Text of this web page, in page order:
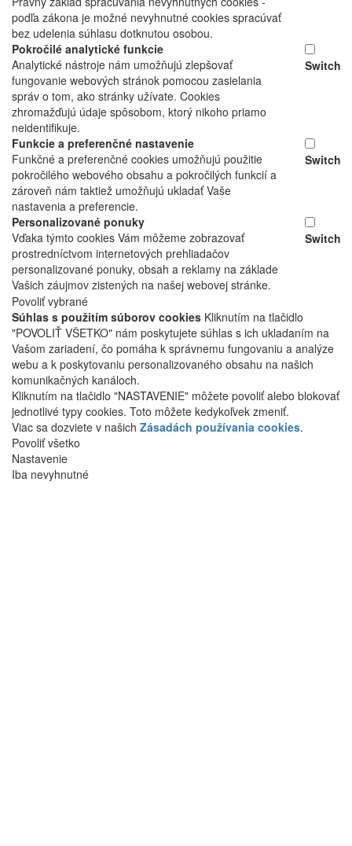
podľa zákona je možné nevyhnutné cookies spracúvať
bez udelenia súhlasu dotknutou osobou.
Pokročilé analytické funkcie
Analytické nástroje nám umožňujú zlepšovať
fungovanie webových stránok pomocou zasielania
správ o tom, ako stránky užívate. Cookies
zhromažďujú údaje spôsobom, ktorý nikoho priamo
neidentifikuje.
Switch
Funkcie a preferenčné nastavenie
Funkčné a preferenčné cookies umožňujú použitie
pokročilého webového obsahu a pokročilých funkcií a
zároveň nám taktiež umožňujú ukladať Vaše
nastavenia a preferencie.
Switch
Personalizované ponuky
Vďaka týmto cookies Vám môžeme zobrazovať
prostredníctvom internetových prehliadačov
personalizované ponuky, obsah a reklamy na základe
Vašich záujmov zistených na našej webovej stránke.
Switch
Povoliť vybrané
Súhlas s použitím súborov cookies Kliknutím na tlačidlo
"POVOLIŤ VŠETKO" nám poskytujete súhlas s ich ukladaním na
Vašom zariadení, čo pomáha k správnemu fungovaniu a analýze
webu a k poskytovaniu personalizovaného obsahu na našich
komunikačných kanáloch.
Kliknutím na tlačidlo "NASTAVENIE" môžete povoliť alebo blokovať
jednotlivé typy cookies. Toto môžete kedykoľvek zmeniť.
Viac sa dozviete v našich Zásadách používania cookies.
Povoliť všetko
Nastavenie
Iba nevyhnutné